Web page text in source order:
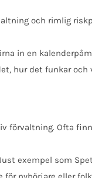
och rimlig
in en
hur det funkar
förvaltning. Ofta
exempel som